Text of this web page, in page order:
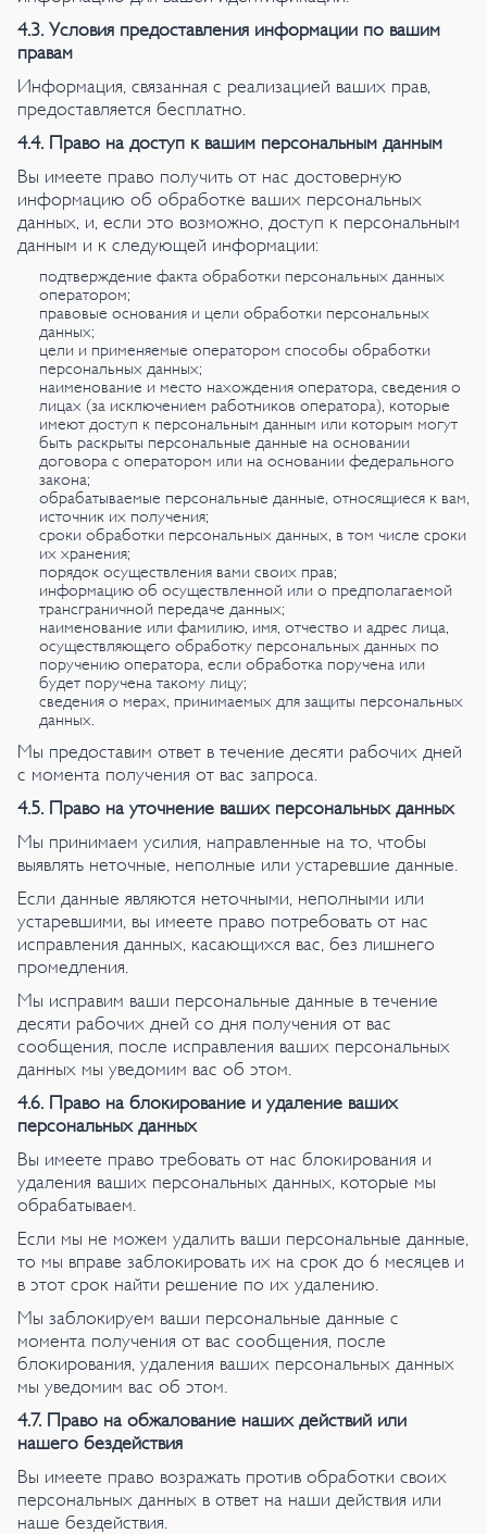
4.3. Условия предоставления информации по вашим
правам
Информация, связанная с реализацией ваших прав,
предоставляется бесплатно.
4.4. Право на доступ к вашим персональным данным
Вы имеете право получить от нас достоверную
информацию об обработке ваших персональных
данных, и, если это возможно, доступ к персональным
данным и к следующей информации:
подтверждение факта обработки персональных данных
оператором;
правовые основания и цели обработки персональных
данных;
цели и применяемые оператором способы обработки
персональных данных;
наименование и место нахождения оператора, сведения о
лицах (за исключением работников оператора), которые
имеют доступ к персональным данным или которым могут
быть раскрыты персональные данные на основании
договора с оператором или на основании федерального
закона;
обрабатываемые персональные данные, относящиеся к вам,
источник их получения;
сроки обработки персональных данных, в том числе сроки
их хранения;
порядок осуществления вами своих прав;
информацию об осуществленной или о предполагаемой
трансграничной передаче данных;
наименование или фамилию, имя, отчество и адрес лица,
осуществляющего обработку персональных данных по
поручению оператора, если обработка поручена или
будет поручена такому лицу;
сведения о мерах, принимаемых для защиты персональных
данных.
Мы предоставим ответ в течение десяти рабочих дней
с момента получения от вас запроса.
4.5. Право на уточнение ваших персональных данных
Мы принимаем усилия, направленные на то, чтобы
выявлять неточные, неполные или устаревшие данные.
Если данные являются неточными, неполными или
устаревшими, вы имеете право потребовать от нас
исправления данных, касающихся вас, без лишнего
промедления.
Мы исправим ваши персональные данные в течение
десяти рабочих дней со дня получения от вас
сообщения, после исправления ваших персональных
данных мы уведомим вас об этом.
4.6. Право на блокирование и удаление ваших
персональных данных
Вы имеете право требовать от нас блокирования и
удаления ваших персональных данных, которые мы
обрабатываем.
Если мы не можем удалить ваши персональные данные,
то мы вправе заблокировать их на срок до 6 месяцев и
в этот срок найти решение по их удалению.
Мы заблокируем ваши персональные данные с
момента получения от вас сообщения, после
блокирования, удаления ваших персональных данных
мы уведомим вас об этом.
4.7. Право на обжалование наших действий или
нашего бездействия
Вы имеете право возражать против обработки своих
персональных данных в ответ на наши действия или
наше бездействия.